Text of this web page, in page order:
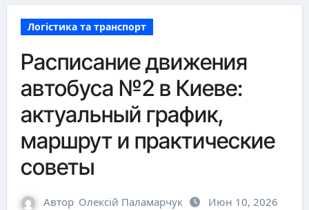
Логістика та транспорт
Расписание движения
автобуса №2 в Киеве:
актуальный график,
маршрут и практические
советы
Автор Олексій Паламарчук Июн 10, 2026